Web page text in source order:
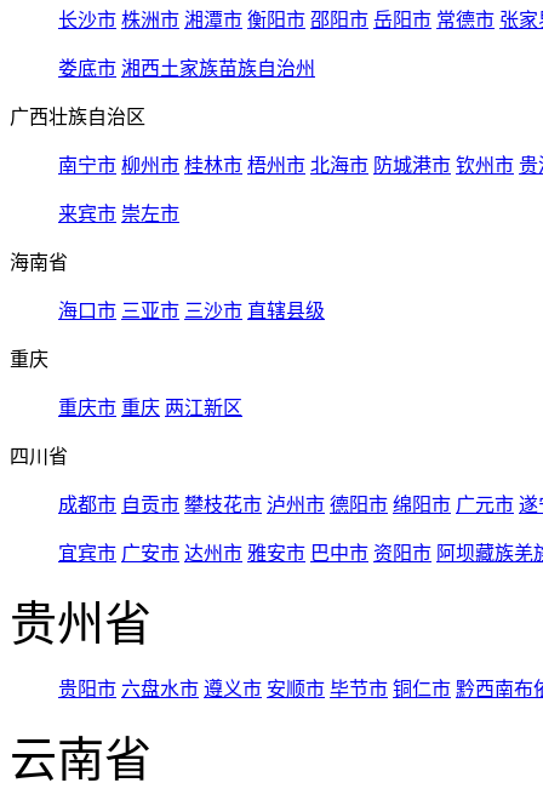
长沙市 株洲市 湘潭市 衡阳市 邵阳市 岳阳市 常德市 张家
娄底市 湘西土家族苗族自治州
广西壮族自治区
南宁市 柳州市 桂林市 梧州市 北海市 防城港市 钦州市 贵
来宾市 崇左市
海南省
海口市 三亚市 三沙市 直辖县级
重庆
重庆市 重庆 两江新区
四川省
成都市 自贡市 攀枝花市 泸州市 德阳市 绵阳市 广元市 遂
宜宾市 广安市 达州市 雅安市 巴中市 资阳市 阿坝藏族羌
贵州省
贵阳市 六盘水市 遵义市 安顺市 毕节市 铜仁市 黔西南布
云南省